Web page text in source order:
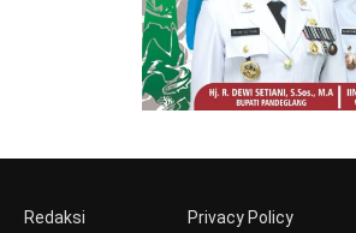
Redaksi Privacy Policy